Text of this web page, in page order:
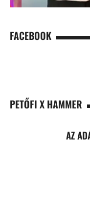
FACEBOOK
PETŐFI X HAMMER
AZ